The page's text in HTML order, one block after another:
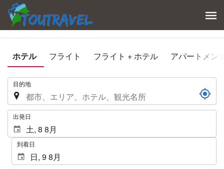
ホテル フライト フライト + ホテル アパートメン
. 目的地
. 出発日
到着日